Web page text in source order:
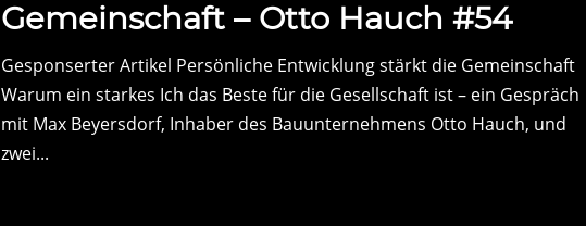
Gemeinschaft – Otto Hauch #54
Gesponserter Artikel Persönliche Entwicklung stärkt die Gemeinschaft
Warum ein starkes Ich das Beste für die Gesellschaft ist – ein Gespräch
mit Max Beyersdorf, Inhaber des Bauunternehmens Otto Hauch, und
zwei...